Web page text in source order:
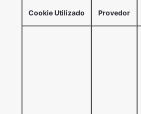
Cookie Utilizado Provedor